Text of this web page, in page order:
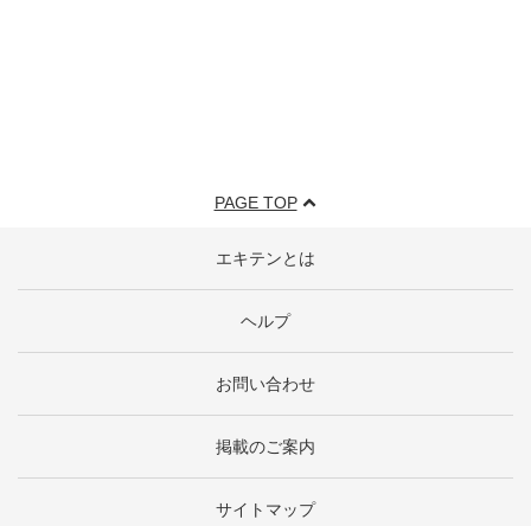
PAGE TOP
エキテンとは
ヘルプ
お問い合わせ
掲載のご案内
サイトマップ